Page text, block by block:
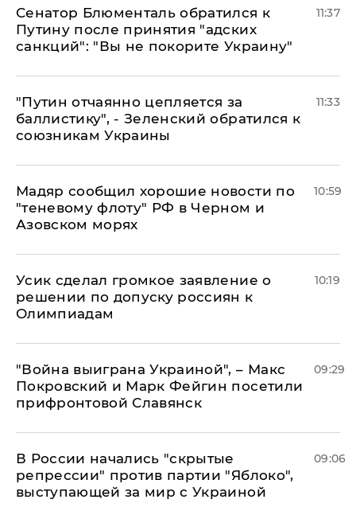
Сенатор Блюменталь обратился к
Путину после принятия "адских
санкций": "Вы не покорите Украину"
11:37
"Путин отчаянно цепляется за
баллистику", - Зеленский обратился к
союзникам Украины
11:33
Мадяр сообщил хорошие новости по
"теневому флоту" РФ в Черном и
Азовском морях
10:59
Усик сделал громкое заявление о
решении по допуску россиян к
Олимпиадам
10:19
"Война выиграна Украиной", – Макс
Покровский и Марк Фейгин посетили
прифронтовой Славянск
09:29
В России начались "скрытые
репрессии" против партии "Яблоко",
выступающей за мир с Украиной
09:06